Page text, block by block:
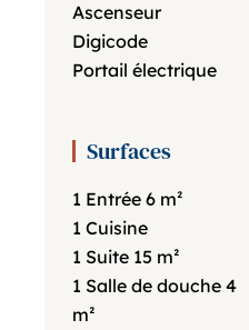
Ascenseur
Digicode
Portail électrique
Surfaces
1 Entrée 6 m²
1 Cuisine
1 Suite 15 m²
1 Salle de douche 4
m²